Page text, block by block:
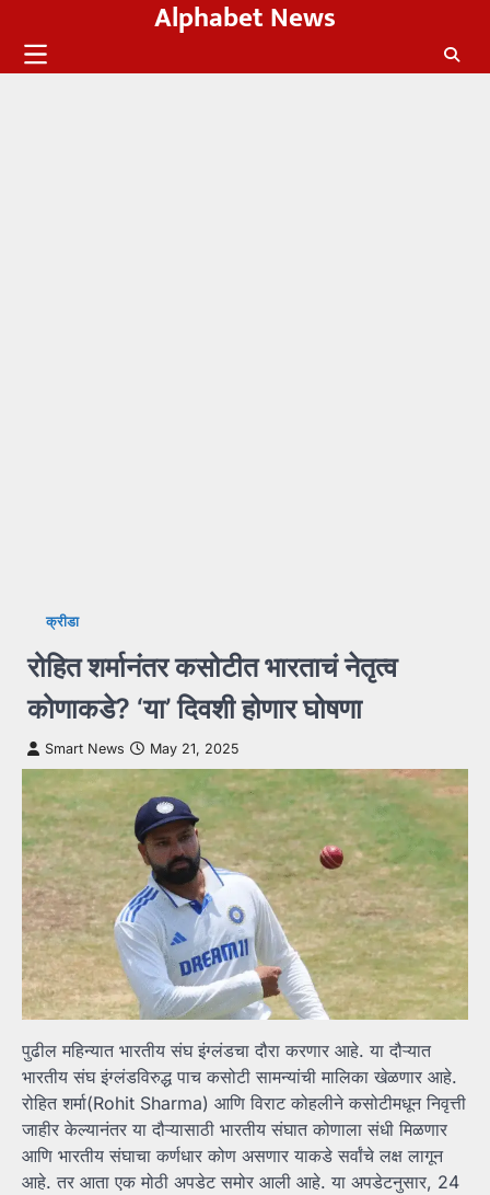
content
Alphabet News
क्रीडा
रोहित शर्मानंतर कसोटीत भारताचं नेतृत्व
कोणाकडे? ‘या’ दिवशी होणार घोषणा
Smart News May 21, 2025
पुढील महिन्यात भारतीय संघ इंग्लंडचा दौरा करणार आहे. या दौऱ्यात
भारतीय संघ इंग्लंडविरुद्ध पाच कसोटी सामन्यांची मालिका खेळणार आहे.
रोहित शर्मा(Rohit Sharma) आणि विराट कोहलीने कसोटीमधून निवृत्ती
जाहीर केल्यानंतर या दौऱ्यासाठी भारतीय संघात कोणाला संधी मिळणार
आणि भारतीय संघाचा कर्णधार कोण असणार याकडे सर्वांचे लक्ष लागून
आहे. तर आता एक मोठी अपडेट समोर आली आहे. या अपडेटनुसार, 24